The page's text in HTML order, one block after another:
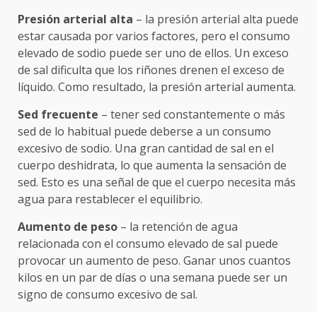
Presión arterial alta – la presión arterial alta puede
estar causada por varios factores, pero el consumo
elevado de sodio puede ser uno de ellos. Un exceso
de sal dificulta que los riñones drenen el exceso de
líquido. Como resultado, la presión arterial aumenta.
Sed frecuente – tener sed constantemente o más
sed de lo habitual puede deberse a un consumo
excesivo de sodio. Una gran cantidad de sal en el
cuerpo deshidrata, lo que aumenta la sensación de
sed. Esto es una señal de que el cuerpo necesita más
agua para restablecer el equilibrio.
Aumento de peso – la retención de agua
relacionada con el consumo elevado de sal puede
provocar un aumento de peso. Ganar unos cuantos
kilos en un par de días o una semana puede ser un
signo de consumo excesivo de sal.